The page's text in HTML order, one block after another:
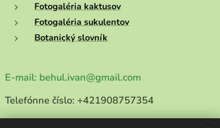
Fotogaléria kaktusov
Fotogaléria sukulentov
Botanický slovník
E-mail: behul.ivan@gmail.com
Telefónne číslo: +421908757354